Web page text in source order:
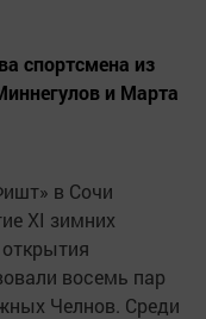
спортсмена из
и Марта
в Сочи
XI зимних
восемь пар
Челнов. Среди